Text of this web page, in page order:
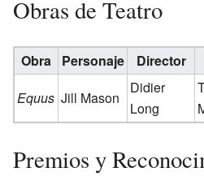
Obras de Teatro
Obra Personaje Director
Equus Jill Mason
Didier
Long
Premios y